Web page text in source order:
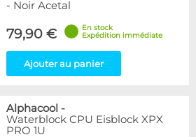
- Noir Acetal
79,90 €
En stock
Expédition immédiate
Ajouter au panier
Alphacool -
Waterblock CPU Eisblock XPX
PRO 1U